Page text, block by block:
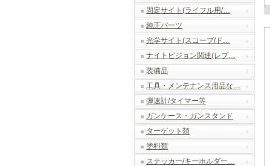
固定サイト(ライフル用/…
純正パーツ
光学サイト(スコープ/ド…
ナイトビジョン関連(レプ…
装備品
工具・メンテナンス用品な…
弾速計/タイマー等
ガンケース・ガンスタンド
ターゲット類
塗料類
ステッカー/キーホルダー…